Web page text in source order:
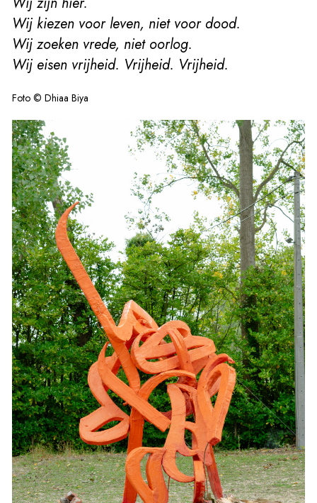
Wij kiezen voor leven, niet voor dood.
Wij zoeken vrede, niet oorlog.
Wij eisen vrijheid. Vrijheid. Vrijheid.
Foto © Dhiaa Biya